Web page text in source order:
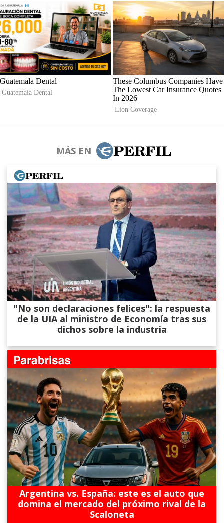
MÁS EN
"No son declaraciones felices": la respuesta
de la UIA al ministro de Economía tras sus
dichos sobre la industria
Argentina vs. España: este es el auto que
domina el mercado del próximo rival de la
Scaloneta